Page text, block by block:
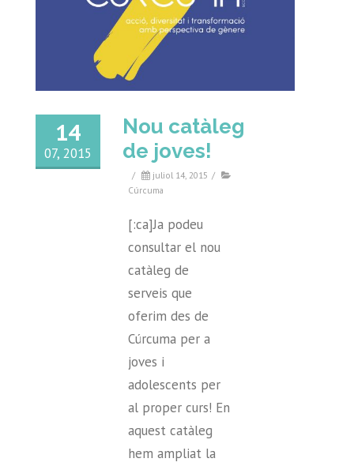
14
07, 2015
Nou catàleg
de joves!
/ juliol 14, 2015 /
Cúrcuma
[:ca]Ja podeu
consultar el nou
catàleg de
serveis que
oferim des de
Cúrcuma per a
joves i
adolescents per
al proper curs! En
aquest catàleg
hem ampliat la